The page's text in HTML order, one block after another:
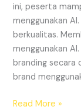
ini, peserta
menggunakan
berkualitas.
menggunakan
branding secara
brand
Read More »